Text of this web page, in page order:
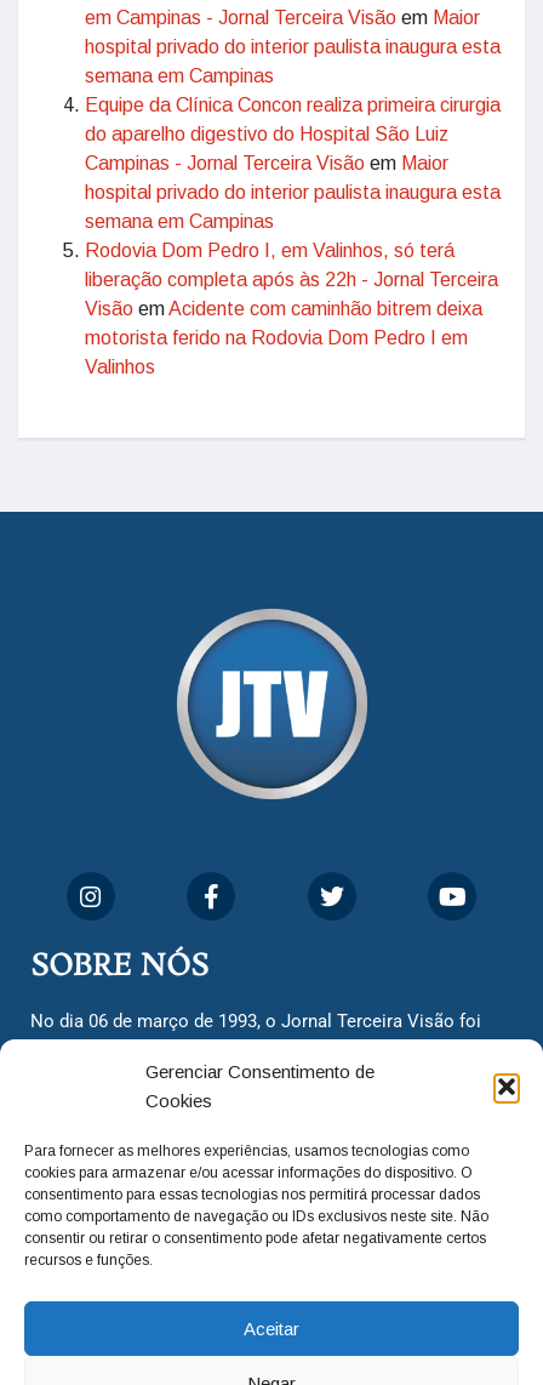
Gerenciar Consentimento de
Cookies
Para fornecer as melhores experiências, usamos tecnologias como
cookies para armazenar e/ou acessar informações do dispositivo. O
consentimento para essas tecnologias nos permitirá processar dados
como comportamento de navegação ou IDs exclusivos neste site. Não
consentir ou retirar o consentimento pode afetar negativamente certos
recursos e funções.
Aceitar
em Campinas - Jornal Terceira Visão em Maior
hospital privado do interior paulista inaugura esta
semana em Campinas
Equipe da Clínica Concon realiza primeira cirurgia
do aparelho digestivo do Hospital São Luiz
Campinas - Jornal Terceira Visão em Maior
hospital privado do interior paulista inaugura esta
semana em Campinas
Rodovia Dom Pedro I, em Valinhos, só terá
liberação completa após às 22h - Jornal Terceira
Visão emAcidente com caminhão bitrem deixa
motorista ferido na Rodovia Dom Pedro I em
Valinhos
SOBRE NÓS
No dia 06 de março de 1993, o Jornal Terceira Visão foi
cidadãos valinhenses, já que naquela época só existiam
dois jornais. Há mais de 30 anos, o jornal continua
com o foco de trazer as melhores notícias. Nunca
deixamos de lado as necessidades do cidadão, sempre
questionando os órgãos públicos em busca de melhorias
para a cidade e sempre cobrando resoluções para casos
adm@jtv.com.br (19) 3929-6225